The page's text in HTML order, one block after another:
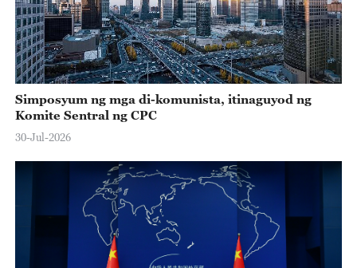
Simposyum ng mga di-komunista, itinaguyod ng
Komite Sentral ng CPC
30-Jul-2026